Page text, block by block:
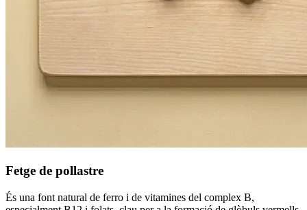
Fetge de pollastre
És una font natural de ferro i de vitamines del complex B,